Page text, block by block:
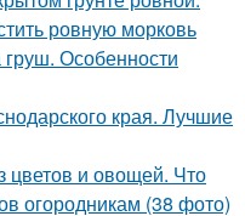
ровную морковь
Особенности
края. Лучшие
цветов и овощей. Что
огородникам (38 фото)